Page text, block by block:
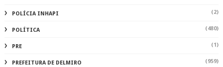
POLÍCIA INHAPI (2)
POLÍTICA (480)
PRE (1)
PREFEITURA DE DELMIRO (959)